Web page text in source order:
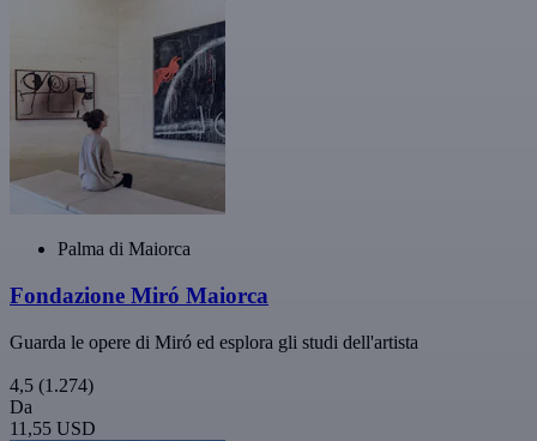
Palma di Maiorca
Fondazione Miró Maiorca
Guarda le opere di Miró ed esplora gli studi dell'artista
4,5 (1.274)
Da
11,55 USD